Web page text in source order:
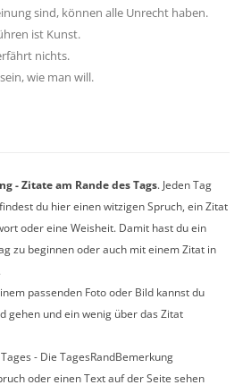
sind, können alle Unrecht haben.
ist Kunst.
nichts.
wie man will.
- Zitate am Rande des Tags. Jeden Tag
du hier einen witzigen Spruch, ein Zitat
oder eine Weisheit. Damit hast du ein
zu beginnen oder auch mit einem Zitat in
passenden Foto oder Bild kannst du
gehen und ein wenig über das Zitat
oder einen Text auf der Seite sehen